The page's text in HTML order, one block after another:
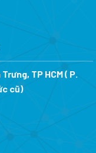
TP HCM ( P.
cũ)